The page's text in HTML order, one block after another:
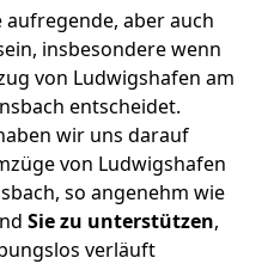
aufregende, aber auch
insbesondere wenn
von Ludwigshafen am
entscheidet.
wir uns darauf
von Ludwigshafen
so angenehm wie
Sie zu unterstützen,
verläuft